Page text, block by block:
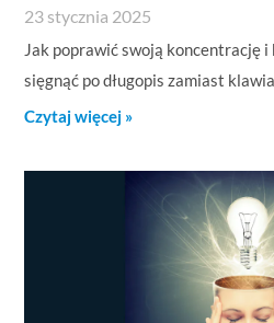
23 stycznia 2025
Jak poprawić swoją koncentrację
sięgnąć po długopis zamiast
Czytaj więcej »